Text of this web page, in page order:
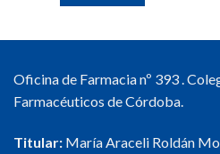
Oficina de Farmacia nº 393 .
Farmacéuticos de Córdoba.
Titular: María Araceli Roldán